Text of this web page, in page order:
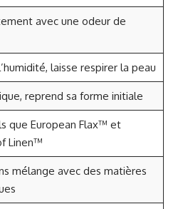
avec une odeur de
laisse respirer la peau
reprend sa forme initiale
que European Flax™ et
Linen™
mélange avec des matières